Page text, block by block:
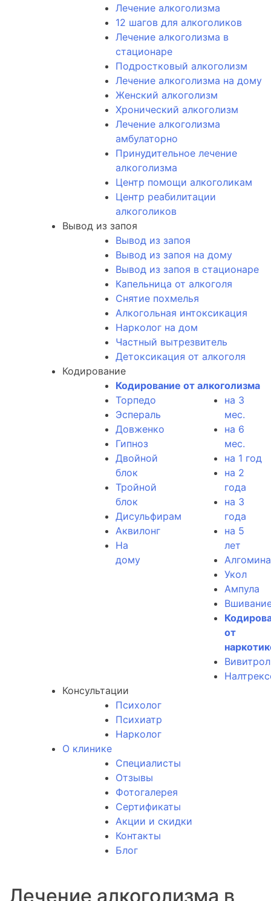
Лечение алкоголизма
12 шагов для алкоголиков
Лечение алкоголизма в
стационаре
Подростковый алкоголизм
Лечение алкоголизма на дому
Женский алкоголизм
Хронический алкоголизм
Лечение алкоголизма
амбулаторно
Принудительное лечение
алкоголизма
Центр помощи алкоголикам
Центр реабилитации
алкоголиков
Вывод из запоя
Вывод из запоя
Вывод из запоя на дому
Вывод из запоя в стационаре
Капельница от алкоголя
Снятие похмелья
Алкогольная интоксикация
Нарколог на дом
Частный вытрезвитель
Детоксикация от алкоголя
Кодирование
Кодирование от алкоголизма
Торпедо
Эспераль
Довженко
Гипноз
Двойной
блок
Тройной
блок
Дисульфирам
Аквилонг
На
дому
на 3
мес.
на 6
мес.
на 1 год
на 2
года
на 3
года
на 5
лет
Укол
Ампула
от
Вивитрол
Консультации
Психолог
Психиатр
Нарколог
О клинике
Специалисты
Отзывы
Фотогалерея
Сертификаты
Акции и скидки
Контакты
Блог
Лечение алкоголизма в